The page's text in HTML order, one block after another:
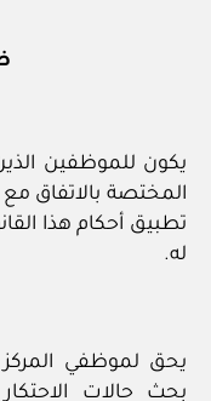
يكون للموظفين
المختصة بالاتفاق
تطبيق أحكام هذا
له.
يحق لموظفي
بحث حالات